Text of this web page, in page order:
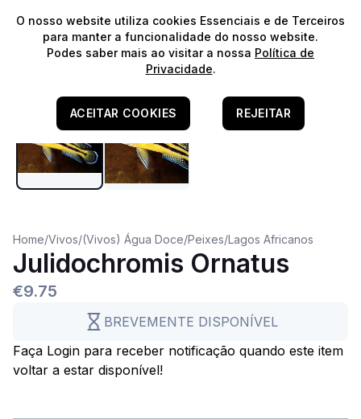
⭐️ Envios Gratuitos para encomendas acima de 60€!*⭐️
Água Doce
Home/Vivos/(Vivos) Água Doce/Peixes/Lagos Africanos
Julidochromis Ornatus
€9.75
BREVEMENTE DISPONÍVEL
Faça Login para receber notificação quando este item
voltar a estar disponível!
O nosso website utiliza cookies Essenciais e de Terceiros
para manter a funcionalidade do nosso website.
Podes saber mais ao visitar a nossa Política de
Privacidade.
ACEITAR COOKIES REJEITAR